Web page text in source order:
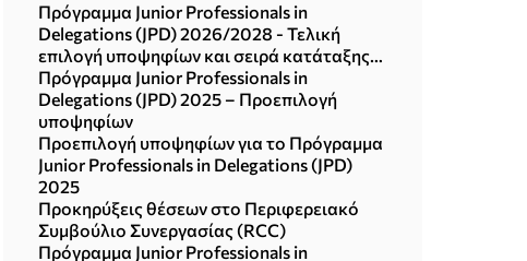
Πρόγραμμα Junior Professionals in
Delegations (JPD) 2026/2028 - Τελική
επιλογή υποψηφίων και σειρά κατάταξης
λοιπών προεπιλεγέντων υποψηφίων
Πρόγραμμα Junior Professionals in
Delegations (JPD) 2025 – Προεπιλογή
υποψηφίων
Προεπιλογή υποψηφίων για το Πρόγραμμα
Junior Professionals in Delegations (JPD)
2025
Προκηρύξεις θέσεων στο Περιφερειακό
Συμβούλιο Συνεργασίας (RCC)
Πρόγραμμα Junior Professionals in